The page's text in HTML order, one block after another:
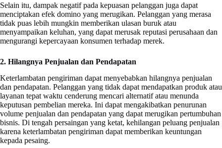
Selain itu, dampak negatif pada kepuasan pelanggan juga dapat
menciptakan efek domino yang merugikan. Pelanggan yang merasa
tidak puas lebih mungkin memberikan ulasan buruk atau
menyampaikan keluhan, yang dapat merusak reputasi perusahaan dan
mengurangi kepercayaan konsumen terhadap merek.
2. Hilangnya Penjualan dan Pendapatan
Keterlambatan pengiriman dapat menyebabkan hilangnya penjualan
dan pendapatan. Pelanggan yang tidak dapat mendapatkan produk atau
layanan tepat waktu cenderung mencari alternatif atau menunda
keputusan pembelian mereka. Ini dapat mengakibatkan penurunan
volume penjualan dan pendapatan yang dapat merugikan pertumbuhan
bisnis. Di tengah persaingan yang ketat, kehilangan peluang penjualan
karena keterlambatan pengiriman dapat memberikan keuntungan
kepada pesaing.